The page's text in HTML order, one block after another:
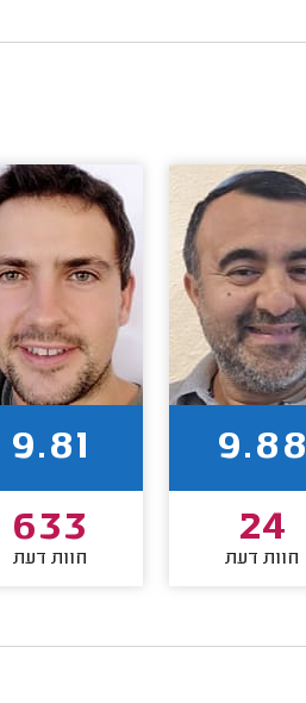
9.88
24
חוות דעת
9.81
633
חוות דעת